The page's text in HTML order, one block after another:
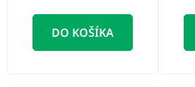
DO KOŠÍKA